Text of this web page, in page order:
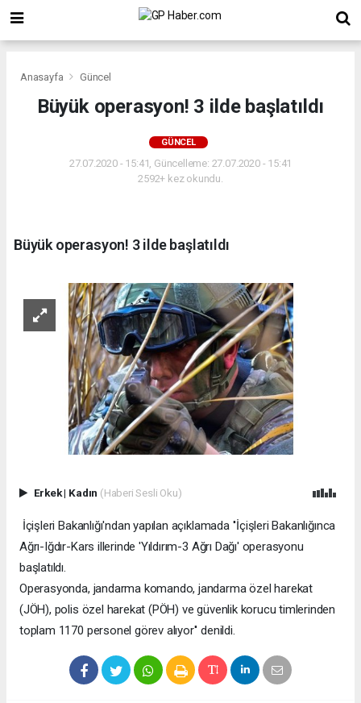
Anasayfa Güncel
Büyük operasyon! 3 ilde başlatıldı
GÜNCEL
27.07.2020 - 15:41, Güncelleme: 27.07.2020 - 15:41
2592+ kez okundu.
Büyük operasyon! 3 ilde başlatıldı
Erkek| Kadın (Haberi Sesli Oku)
İçişleri Bakanlığı'ndan yapılan açıklamada ''İçişleri Bakanlığınca
Ağrı-Iğdır-Kars illerinde 'Yıldırım-3 Ağrı Dağı' operasyonu
başlatıldı.
Operasyonda, jandarma komando, jandarma özel harekat
(JÖH), polis özel harekat (PÖH) ve güvenlik korucu timlerinden
toplam 1170 personel görev alıyor'' denildi.